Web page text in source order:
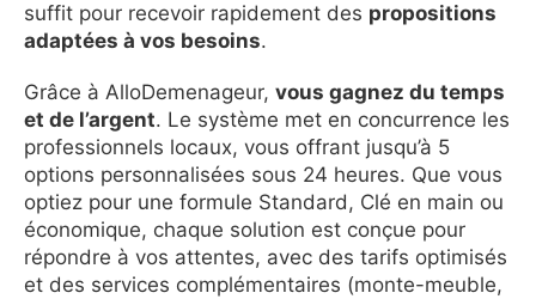
suffit pour recevoir rapidement des propositions
adaptées à vos besoins.
Grâce à AlloDemenageur, vous gagnez du temps
et de l’argent. Le système met en concurrence les
professionnels locaux, vous offrant jusqu’à 5
options personnalisées sous 24 heures. Que vous
optiez pour une formule Standard, Clé en main ou
économique, chaque solution est conçue pour
répondre à vos attentes, avec des tarifs optimisés
et des services complémentaires (monte-meuble,